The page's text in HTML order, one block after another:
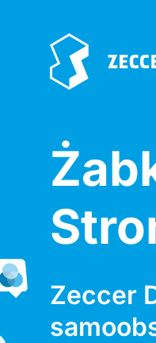
Zeccer